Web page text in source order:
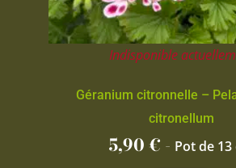
Indisponible
Géranium citronnelle –
citronellum
5,90€ - Pot de 13